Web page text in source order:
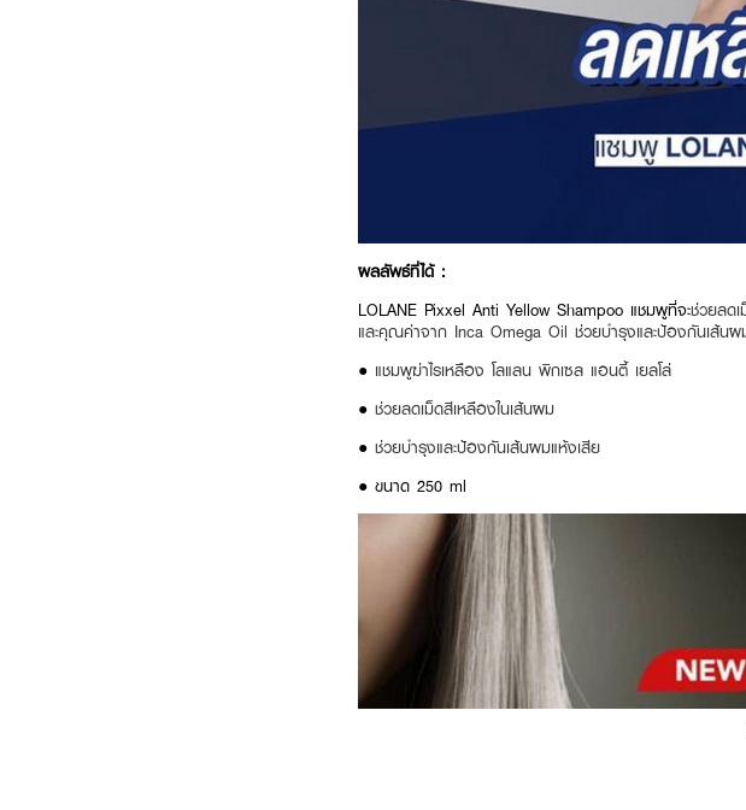
ผลลัพธ์ที่ได้ :
LOLANE Pixxel Anti Yellow Shampoo แชมพูที่จะช่วยลด
และคุณค่าจาก Inca Omega Oil ช่วยบำรุงและป้องกันเส้น
● แชมพูฆ่าไรเหลือง โลแลน พิกเซล แอนตี้ เยลโล่
● ช่วยลดเม็ดสีเหลืองในเส้นผม
● ช่วยบำรุงและป้องกันเส้นผมแห้งเสีย
● ขนาด 250 ml